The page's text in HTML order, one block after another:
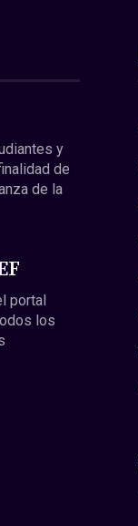
y
de
de la
portal
los